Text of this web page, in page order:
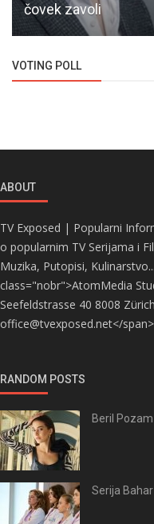
čovek zavoli
VOTING POLL
ABOUT
TV Exposed | Popularni
o popularnim TV Serijama i
Muzika, Putopisi,
class="nobr">AtomMedia
Seefeldstrasse 40 8008
office@tvexposed.net</span>
RANDOM POSTS
Beril
Serija